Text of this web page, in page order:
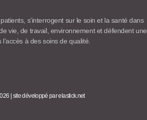
s’interrogent sur le soin et la santé dans
vie, de travail, environnement et défendent une
à des soins de qualité.
site développé par elastick.net